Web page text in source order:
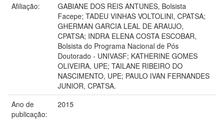
Afiliação:
GABIANE DOS REIS ANTUNES, Bolsista
Facepe; TADEU VINHAS VOLTOLINI, CPATSA;
GHERMAN GARCIA LEAL DE ARAUJO,
CPATSA; INDRA ELENA COSTA ESCOBAR,
Bolsista do Programa Nacional de Pós
Doutorado - UNIVASF; KATHERINE GOMES
OLIVEIRA, UPE; TAILANE RIBEIRO DO
NASCIMENTO, UPE; PAULO IVAN FERNANDES
JUNIOR, CPATSA.
Ano de
publicação:
2015